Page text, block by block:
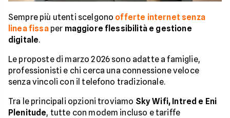
Sempre più utenti scelgono offerte internet senza
linea fissaper maggiore flessibilità e gestione
digitale.
Le proposte di marzo 2026 sono adatte a famiglie,
professionisti e chi cerca una connessione veloce
senza vincoli con il telefono tradizionale.
Tra le principali opzioni troviamo Sky Wifi, Intred e Eni
Plenitude, tutte con modem incluso e tariffe